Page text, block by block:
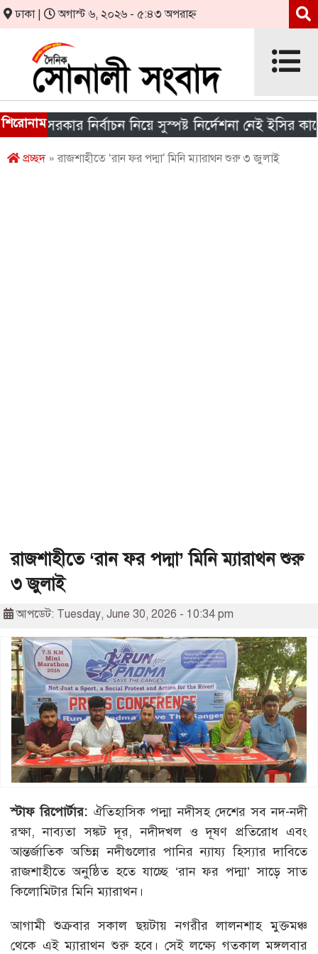
ঢাকা | অগাস্ট ৬, ২০২৬ - ৫:৪৩ অপরাহ্ন
শিরোনাম
সরকার নির্বাচন নিয়ে সুস্পষ্ট নির্দেশনা নেই ইসির কাছে
প্রচ্ছদ» রাজশাহীতে ‘রান ফর পদ্মা’ মিনি ম্যারাথন শুরু ৩ জুলাই
রাজশাহীতে ‘রান ফর পদ্মা’ মিনি ম্যারাথন শুরু
৩ জুলাই
আপডেট: Tuesday, June 30, 2026 - 10:34 pm
স্টাফ রিপোর্টার: ঐতিহাসিক পদ্মা নদীসহ দেশের সব নদ-নদী
রক্ষা, নাব্যতা সঙ্কট দূর, নদীদখল ও দূষণ প্রতিরোধ এবং
আন্তর্জাতিক অভিন্ন নদীগুলোর পানির ন্যায্য হিস্যার দাবিতে
রাজশাহীতে অনুষ্ঠিত হতে যাচ্ছে ‘রান ফর পদ্মা’ সাড়ে সাত
কিলোমিটার মিনি ম্যারাথন।
আগামী শুক্রবার সকাল ছয়টায় নগরীর লালনশাহ মুক্তমঞ্চ
থেকে এই ম্যারাথন শুরু হবে। সেই লক্ষ্যে গতকাল মঙ্গলবার